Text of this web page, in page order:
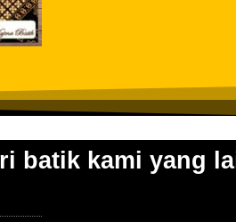
batik kami yang